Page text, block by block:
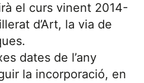
el curs vinent 2014-
d’Art, la via de
dates de l’any
la incorporació, en